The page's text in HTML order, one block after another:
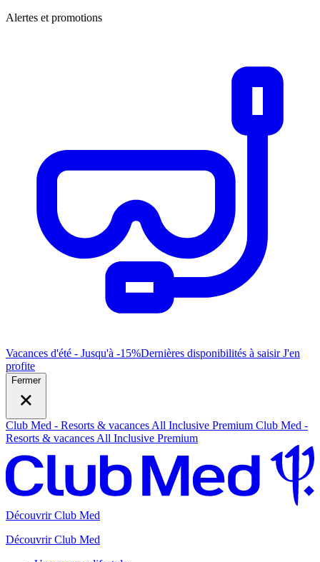
Alertes et promotions
Vacances d'été - Jusqu'à -15%Dernières disponibilités à saisirJ'en
profite
Fermer
Club Med - Resorts & vacances All Inclusive Premium Club Med -
Resorts & vacances All Inclusive Premium
Découvrir Club Med
Découvrir Club Med